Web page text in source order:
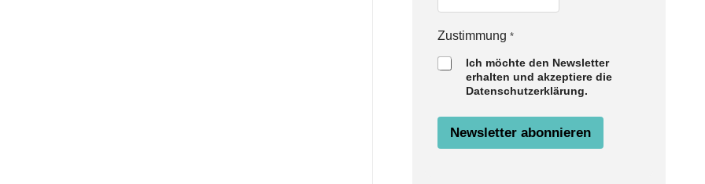
N
a
l
Zustimmung *
Ich möchte den Newsletter
erhalten und akzeptiere die
Datenschutzerklärung.
Newsletter abonnieren